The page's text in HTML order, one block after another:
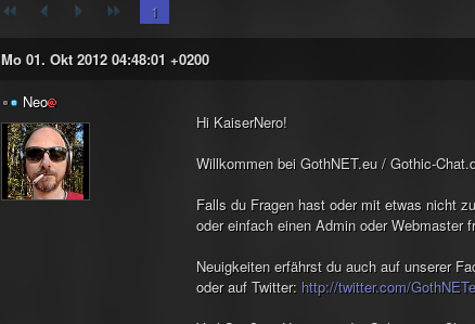
1
Mo 01. Okt 2012 04:48:01 +0200
Neo
Hi KaiserNero!
Willkommen bei GothNET.eu / Gothic-
Falls du Fragen hast oder mit etwas nicht
oder einfach einen Admin oder Webmaster
Neuigkeiten erfährst du auch auf unserer
oder auf Twitter: http://twitter.com/